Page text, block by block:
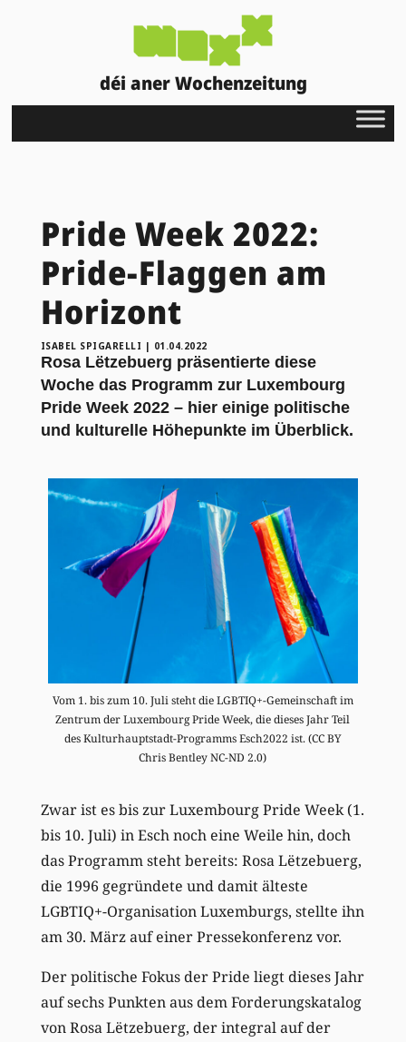
déi aner Wochenzeitung
Pride Week 2022:
Pride-Flaggen am
Horizont
ISABEL SPIGARELLI | 01.04.2022
Rosa Lëtzebuerg präsentierte diese
Woche das Programm zur Luxembourg
Pride Week 2022 – hier einige politische
und kulturelle Höhepunkte im Überblick.
Vom 1. bis zum 10. Juli steht die LGBTIQ+-Gemeinschaft im
Zentrum der Luxembourg Pride Week, die dieses Jahr Teil
des Kulturhauptstadt-Programms Esch2022 ist. (CC BY
Chris Bentley NC-ND 2.0)
Zwar ist es bis zur Luxembourg Pride Week (1.
bis 10. Juli) in Esch noch eine Weile hin, doch
das Programm steht bereits: Rosa Lëtzebuerg,
die 1996 gegründete und damit älteste
LGBTIQ+-Organisation Luxemburgs, stellte ihn
am 30. März auf einer Pressekonferenz vor.
Der politische Fokus der Pride liegt dieses Jahr
auf sechs Punkten aus dem Forderungskatalog
von Rosa Lëtzebuerg, der integral auf der